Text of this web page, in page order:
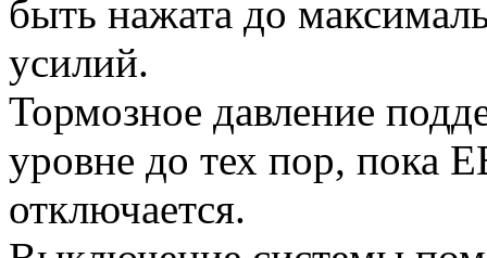
быть нажата до
усилий.
Тормозное давление
уровне до тех пор, пока
отключается.